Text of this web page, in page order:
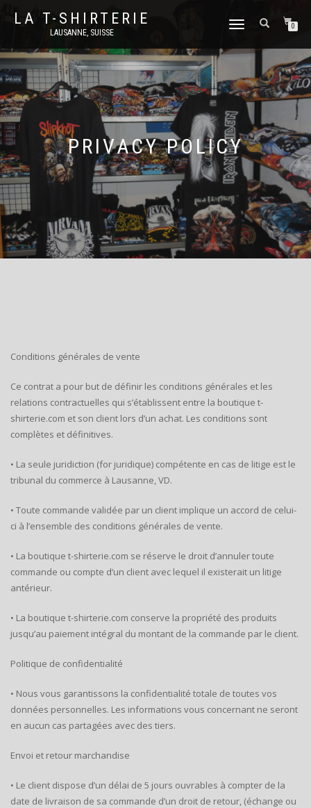
LA T-SHIRTERIE
LAUSANNE, SUISSE
DÉPLIER
NAVIGATION
0
PRIVACY POLICY
Conditions générales de vente
Ce contrat a pour but de définir les conditions générales et les
relations contractuelles qui s’établissent entre la boutique t-
shirterie.com et son client lors d’un achat. Les conditions sont
complètes et définitives.
• La seule juridiction (for juridique) compétente en cas de litige est le
tribunal du commerce à Lausanne, VD.
• Toute commande validée par un client implique un accord de celui-
ci à l’ensemble des conditions générales de vente.
• La boutique t-shirterie.com se réserve le droit d’annuler toute
commande ou compte d’un client avec lequel il existerait un litige
antérieur.
• La boutique t-shirterie.com conserve la propriété des produits
jusqu’au paiement intégral du montant de la commande par le client.
Politique de confidentialité
• Nous vous garantissons la confidentialité totale de toutes vos
données personnelles. Les informations vous concernant ne seront
en aucun cas partagées avec des tiers.
Envoi et retour marchandise
• Le client dispose d’un délai de 5 jours ouvrables à compter de la
date de livraison de sa commande d’un droit de retour, (échange ou